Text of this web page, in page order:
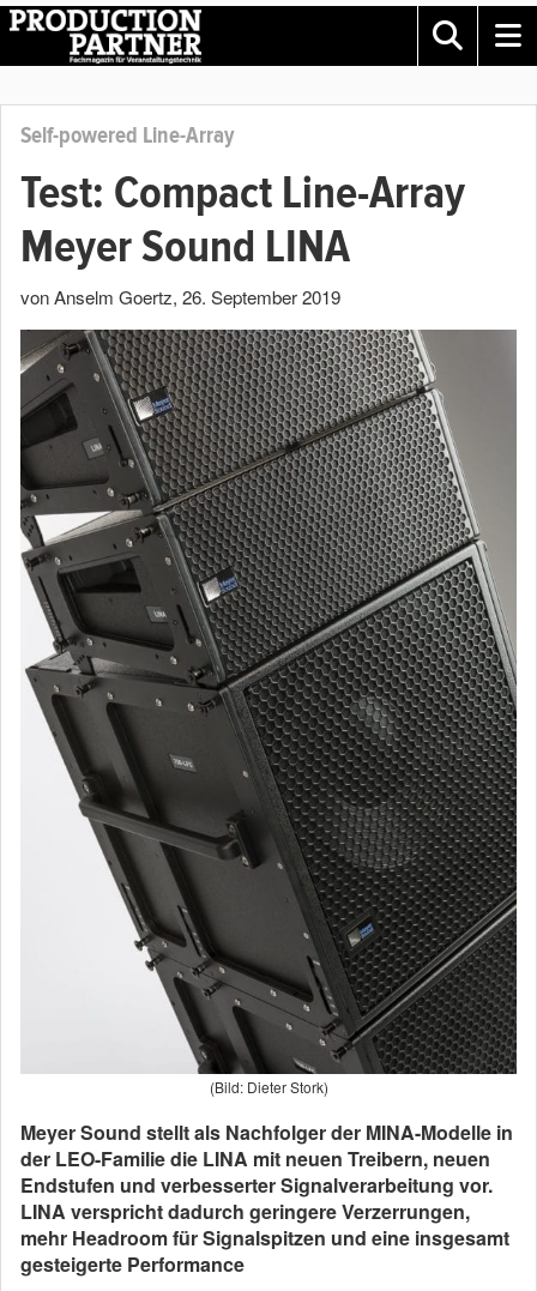
Self-powered Line-Array
Test: Compact Line-Array
Meyer Sound LINA
von Anselm Goertz, 26. September 2019
(Bild: Dieter Stork)
Meyer Sound stellt als Nachfolger der MINA-Modelle in
der LEO-Familie die LINA mit neuen Treibern, neuen
Endstufen und verbesserter Signalverarbeitung vor.
LINA verspricht dadurch geringere Verzerrungen,
mehr Headroom für Signalspitzen und eine insgesamt
gesteigerte Performance